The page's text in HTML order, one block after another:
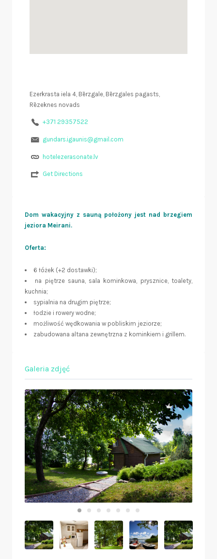
Ezerkrasta iela 4, Bērzgale, Bērzgales pagasts,
Rēzeknes novads
+371 29357522
gundars.igaunis@gmail.com
hotelezerasonate.lv
Get Directions
Dom wakacyjny z sauną położony jest nad brzegiem
jeziora Meirani.
Oferta:
6 łóżek (+2 dostawki);
na piętrze sauna, sala kominkowa, prysznice, toalety,
kuchnia;
sypialnia na drugim piętrze;
łodzie i rowery wodne;
możliwość wędkowania w pobliskim jeziorze;
zabudowana altana zewnętrzna z kominkiem i grillem.
Galeria zdjęć